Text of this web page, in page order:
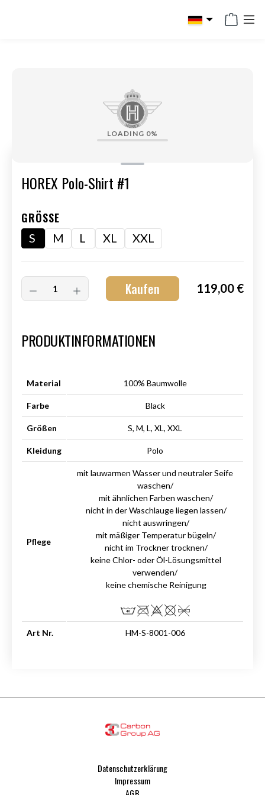
LOADING 0%
HOREX Polo-Shirt #1
GRÖSSE
S M L XL XXL
Kaufen 119,00 €
PRODUKTINFORMATIONEN
Material 100% Baumwolle
Farbe Black
Größen S, M, L, XL, XXL
Kleidung Polo
Pflege
mit lauwarmen Wasser und neutraler Seife
waschen/
mit ähnlichen Farben waschen/
nicht in der Waschlauge liegen lassen/
nicht auswringen/
mit mäßiger Temperatur bügeln/
nicht im Trockner trocknen/
keine Chlor- oder Öl-Lösungsmittel
verwenden/
keine chemische Reinigung
Art Nr. HM-S-8001-006
Datenschutzerklärung
Impressum